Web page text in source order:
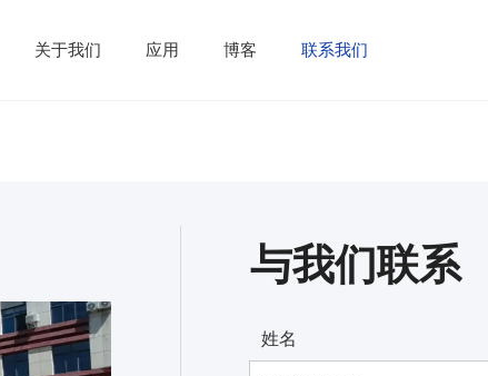
关于我们 应用 博客 联系我们
与我们联系
姓名